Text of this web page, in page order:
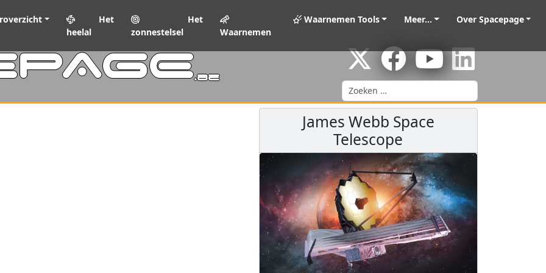
Het
heelal
Het
zonnestelsel
Waarnemen
Waarnemen Tools Meer... Over Spacepage
.be
Zoeken
James Webb Space
Telescope